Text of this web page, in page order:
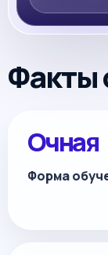
Факты
Очная
Форма